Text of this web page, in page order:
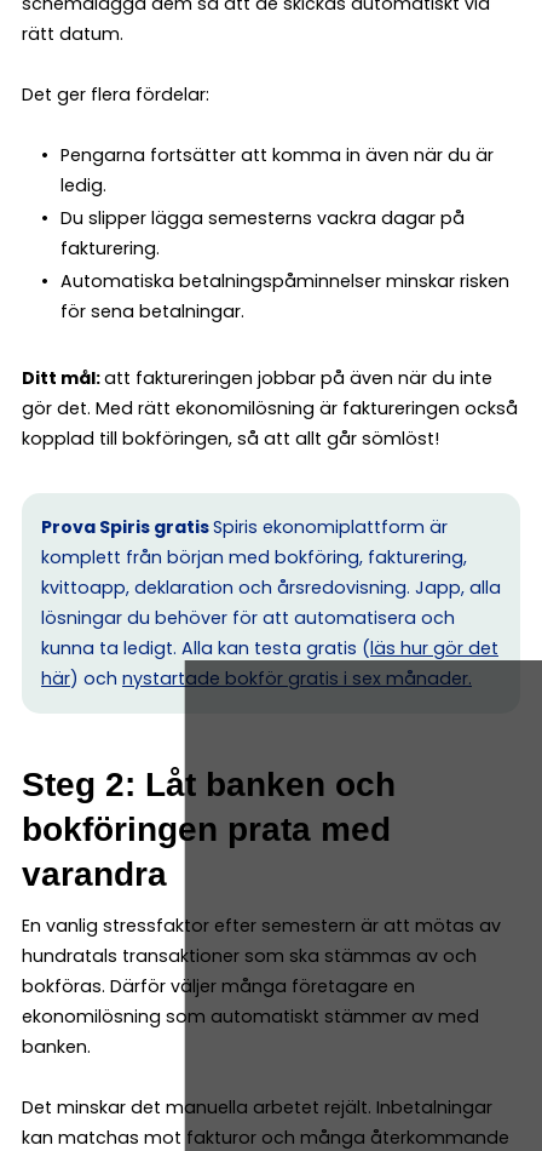
rätt datum.
Det ger flera fördelar:
Pengarna fortsätter att komma in även när du är
ledig.
Du slipper lägga semesterns vackra dagar på
fakturering.
Automatiska betalningspåminnelser minskar risken
för sena betalningar.
Ditt mål:att faktureringen jobbar på även när du inte
gör det. Med rätt ekonomilösning är faktureringen också
kopplad till bokföringen, så att allt går sömlöst!
Prova Spiris gratisSpiris ekonomiplattform är
komplett från början med bokföring, fakturering,
kvittoapp, deklaration och årsredovisning. Japp, alla
lösningar du behöver för att automatisera och
kunna ta ledigt. Alla kan testa gratis (läs hur gör det
här) och nystartade bokför gratis i sex månader.
Steg 2: Låt banken och
bokföringen prata med
varandra
En vanlig stressfaktor efter semestern är att mötas av
hundratals transaktioner som ska stämmas av och
bokföras. Därför väljer många företagare en
ekonomilösning som automatiskt stämmer av med
banken.
Det minskar det manuella arbetet rejält. Inbetalningar
kan matchas mot fakturor och många återkommande